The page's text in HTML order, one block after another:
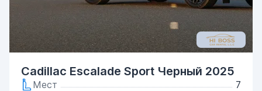
Cadillac Escalade Sport Черный 2025
Мест
7